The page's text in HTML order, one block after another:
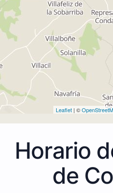
Leaflet | ©
Horario
de